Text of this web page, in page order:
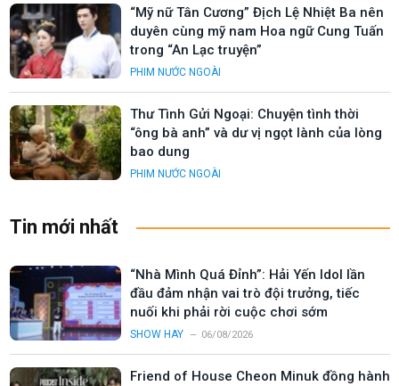
“Mỹ nữ Tân Cương” Địch Lệ Nhiệt Ba nên
duyên cùng mỹ nam Hoa ngữ Cung Tuấn
trong “An Lạc truyện”
PHIM NƯỚC NGOÀI
Thư Tình Gửi Ngoại: Chuyện tình thời
“ông bà anh” và dư vị ngọt lành của lòng
bao dung
PHIM NƯỚC NGOÀI
Tin mới nhất
“Nhà Mình Quá Đỉnh”: Hải Yến Idol lần
đầu đảm nhận vai trò đội trưởng, tiếc
nuối khi phải rời cuộc chơi sớm
SHOW HAY 06/08/2026
Friend of House Cheon Minuk đồng hành